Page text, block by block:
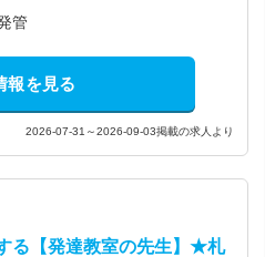
／ 児発管
報を見る
2026-07-31～2026-09-03掲載の求人より
る【発達教室の先生】★札